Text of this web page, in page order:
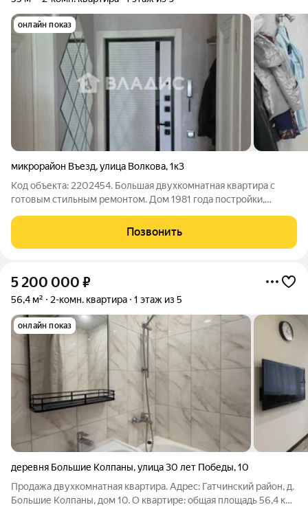
онлайн показ
микрорайон Въезд,улица Волкова,1к3
Код объекта: 2202454. Большая двухкомнатная квартира с
готовым стильным ремонтом. Дом 1981 года постройки,
заменяют стояки и радиаторы отопления. О квартире:
-Выполнен качественный ремонт
Позвонить
5 200 000 ₽
56,4 м² 2-комн. квартира 1 этаж из 5
онлайн показ
деревня Большие Колпаны,улица 30 лет Победы,10
Продажа двухкомнатная квартира. Адрес: Гатчинский район, д.
Большие Колпаны, дом 10. О квартире: общая площадь 56,4 кв.